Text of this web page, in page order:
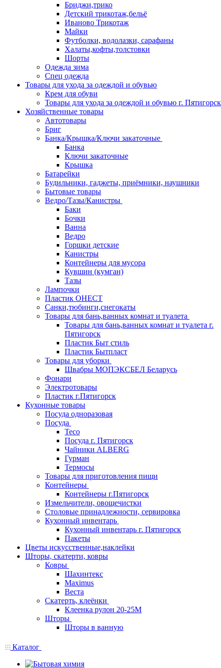
Бриджи,трико
Детский трикотаж,бельё
Иваново Трикотаж
Майки
Футболки, водолазки, сарафаны
Халаты,кофты,толстовки
Шорты
Одежда зима
Спец одежда
Товары для ухода за одеждой и обувью
Крем для обуви
Товары для ухода за одеждой и обувью г. Пятигорск
Хозяйственные товары
Автотовары
Бриг
Банка/Крышка/Ключи закаточные
Банка
Ключи закаточные
Крышка
Батарейки
Будильники, гаджеты, приёмники, наушники
Бытовые товары
Ведро/Тазы/Канистры
Баки
Бочки
Ванна
Ведро
Горшки детские
Канистры
Контейнеры для мусора
Кувшин (кумган)
Тазы
Лампочки
Пластик ОНЕСТ
Санки,тюбинги,снегокаты
Товары для бань,ванных комнат и туалета
Товары для бань,ванных комнат и туалета г.
Пятигорск
Пластик Быт стиль
Пластик Бытпласт
Товары для уборки
Швабры МОПЭКСБЕЛ Беларусь
Фонари
Электротовары
Пластик г.Пятигорск
Кухонные товары
Посуда одноразовая
Посуда
Teco
Посуда г. Пятигорск
Чайники ALBERG
Гурман
Термосы
Товары для приготовления пищи
Контейнеры
Контейнеры г.Пятигорск
Измельчители, овощечистки
Столовые принадлежности, сервировка
Кухонный инвентарь
Кухонный инвентарь г. Пятигорск
Пакеты
Цветы искусственные,наклейки
Шторы, скатерти, ковры
Ковры
Шахинтекс
Maximus
Веста
Скатерть, клеёнки
Клеенка рулон 20-25М
Шторы
Шторы в ванную
Каталог